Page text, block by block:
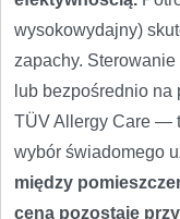
wysokowydajny)
zapachy.
lub bezpośrednio
TÜV Allergy Care —
wybór świadomego
między
cena pozostaje